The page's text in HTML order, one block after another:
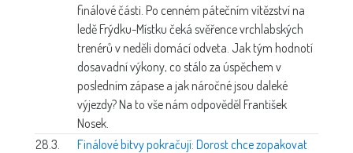
finálové části. Po cenném pátečním vítězství na
ledě Frýdku-Místku čeká svěřence vrchlabských
trenérů v neděli domácí odveta. Jak tým hodnotí
dosavadní výkony, co stálo za úspěchem v
posledním zápase a jak náročné jsou daleké
výjezdy? Na to vše nám odpověděl František
Nosek.
28.3.
Finálové bitvy pokračují: Dorost chce zopakovat